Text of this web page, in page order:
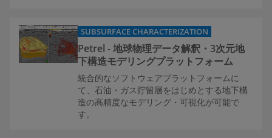
SUBSURFACE CHARACTERIZATION
Petrel - 地球物理データ解釈・3次元地
下構造モデリングプラットフォーム
統合的なソフトウェアプラットフォームに
て、石油・ガス貯留層をはじめとする地下構
造の高精度なモデリング・可視化が可能で
す。